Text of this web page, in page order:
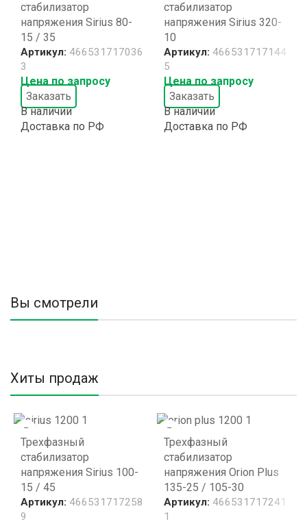
стабилизатор
напряжения Sirius 80-
15 / 35
Артикул: 466531717036
3
Цена по запросу
Заказать
В наличии
Доставка по РФ
стабилизатор
напряжения Sirius 320-
10
Артикул: 466531717144
5
Цена по запросу
Заказать
В наличии
Доставка по РФ
Вы смотрели
Хиты продаж
Трехфазный
стабилизатор
напряжения Sirius 100-
15 / 45
Артикул: 466531717258
9
Трехфазный
стабилизатор
напряжения Orion Plus
135-25 / 105-30
Артикул: 466531717241
1